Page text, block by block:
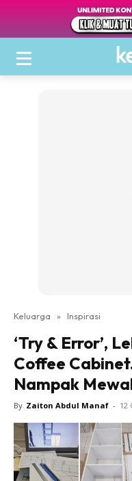
Keluarga » Inspirasi
‘Try & Error’,
Coffee
Nampak
By Zaiton Abdul Manaf - 12